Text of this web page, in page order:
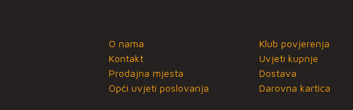
O nama
Kontakt
Prodajna mjesta
Opći uvjeti poslovanja
Klub povjerenja
Uvjeti kupnje
Dostava
Darovna kartica